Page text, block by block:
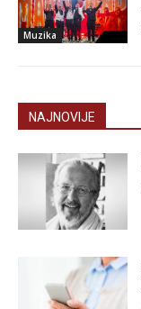
Muzika
NAJNOVIJE